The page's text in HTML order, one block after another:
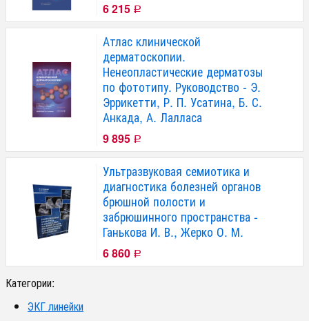
6 215 Р
Атлас клинической
дерматоскопии.
Ненеопластические дерматозы
по фототипу. Руководство - Э.
Эррикетти, Р. П. Усатина, Б. С.
Анкада, А. Лалласа
9 895 Р
Ультразвуковая семиотика и
диагностика болезней органов
брюшной полости и
забрюшинного пространства -
Ганькова И. В., Жерко О. М.
6 860 Р
Категории:
ЭКГ линейки